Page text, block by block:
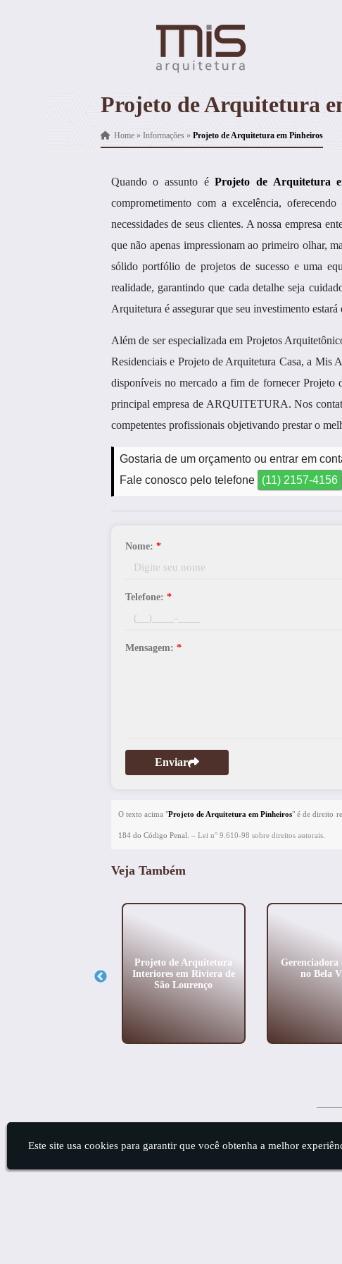
Projeto de Arquitetura
Home» Informações » Projeto de Arquitetura em Pinheiros
Quando o assunto éProjeto de Arquitetura
comprometimento com a excelência,
necessidades de seus clientes. A nossa empresa
que não apenas impressionam ao primeiro olhar,
sólido portfólio de projetos de sucesso e uma
realidade, garantindo que cada detalhe seja
Arquitetura é assegurar que seu investimento
Além de ser especializada em Projetos
Residenciais e Projeto de Arquitetura Casa, a Mis
disponíveis no mercado a fim de fornecer Projeto
principal empresa de ARQUITETURA. Nos
competentes profissionais objetivando prestar o
Gostaria de um orçamento ou entrar em
Fale conosco pelo telefone
(11) 2157-4156
Nome: *
Telefone: *
Mensagem: *
Enviar
O texto acima "Projeto de Arquitetura em Pinheiros" é de direito
184 do Código Penal. – Lei n° 9.610-98 sobre direitos autorais.
Veja Também
Projeto de Arquitetura
Interiores em Riviera de
São Lourenço
Gerenciadora
no Bela
Este site usa cookies para garantir que você obtenha a melhor